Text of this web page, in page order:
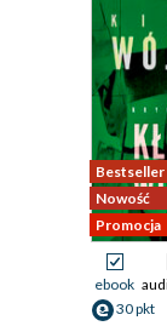
Bestseller
Nowość
Promocja
ebook
30 pkt